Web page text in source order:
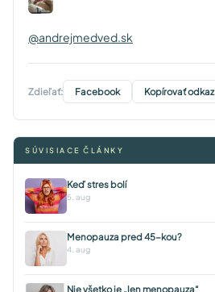
@andrejmedved.sk
Zdieľať: Facebook Kopírovať odkaz
SÚVISIACE ČLÁNKY
Keď stres bolí
5. aug
Menopauza pred 45-kou?
4. aug
Nie všetko je „len menopauza“